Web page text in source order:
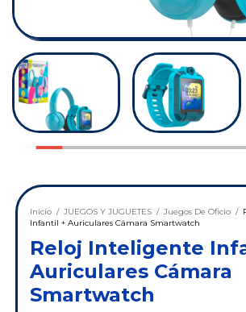
Inicio / JUEGOS Y JUGUETES / Juegos De Oficio /
Infantil + Auriculares Cámara Smartwatch
Reloj Inteligente
Auriculares Cámara
Smartwatch